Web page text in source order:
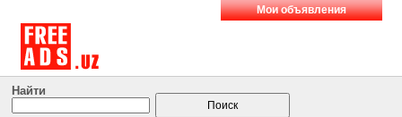
Мои объявления
Найти